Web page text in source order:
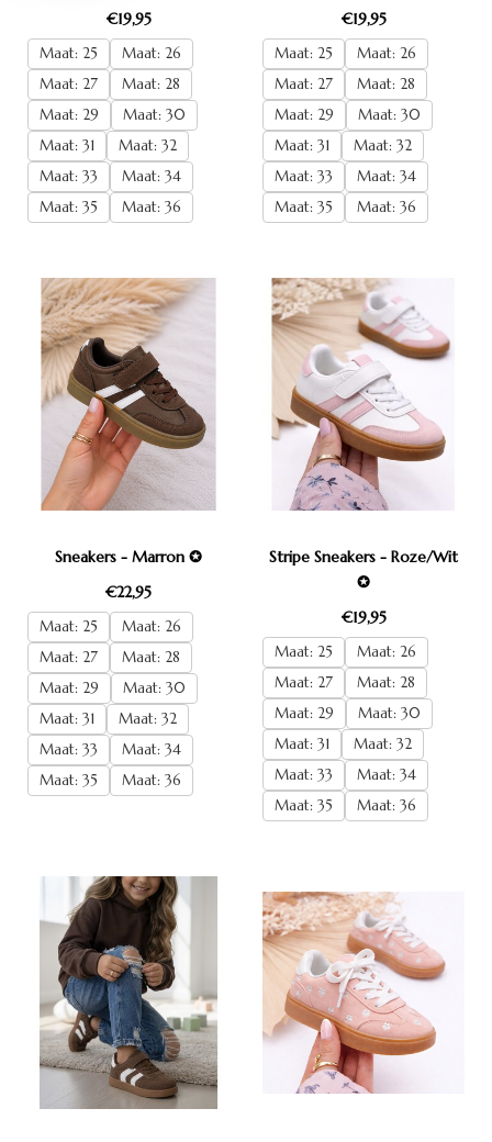
€19,95
Maat: 25
Maat: 26
Maat: 27
Maat: 28
Maat: 29
Maat: 30
Maat: 31
Maat: 32
Maat: 33
Maat: 34
Maat: 35
Maat: 36
€19,95
Maat: 25
Maat: 26
Maat: 27
Maat: 28
Maat: 29
Maat: 30
Maat: 31
Maat: 32
Maat: 33
Maat: 34
Maat: 35
Maat: 36
Sneakers - Marron ✪
€22,95
Maat: 25
Maat: 26
Maat: 27
Maat: 28
Maat: 29
Maat: 30
Maat: 31
Maat: 32
Maat: 33
Maat: 34
Maat: 35
Maat: 36
Stripe Sneakers - Roze/Wit
✪
€19,95
Maat: 25
Maat: 26
Maat: 27
Maat: 28
Maat: 29
Maat: 30
Maat: 31
Maat: 32
Maat: 33
Maat: 34
Maat: 35
Maat: 36